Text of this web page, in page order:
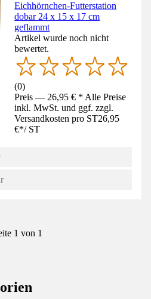
Eichhörnchen-Futterstation
dobar 24 x 15 x 17 cm
geflammt
Artikel wurde noch nicht
bewertet.
(0)
Preis — 26,95 € * Alle Preise
inkl. MwSt. und ggf. zzgl.
Versandkosten pro ST26,95
€*/ ST
1 von 1